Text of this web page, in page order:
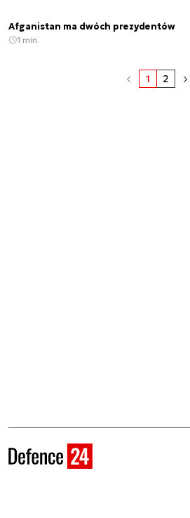
Afganistan ma dwóch prezydentów
1 min.
1 2